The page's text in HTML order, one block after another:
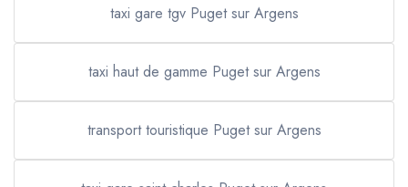
taxi gare tgv Puget sur Argens
taxi haut de gamme Puget sur Argens
transport touristique Puget sur Argens